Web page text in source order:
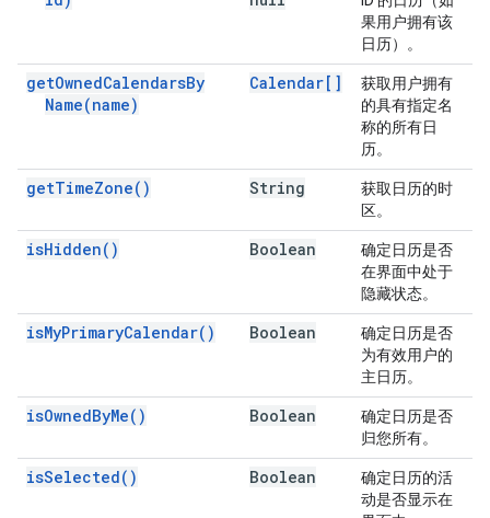
果用户拥有该
日历）。
getOwnedCalendarsBy
Name(name)
Calendar[]
获取用户拥有
的具有指定名
称的所有日
历。
getTimeZone( ) String
获取日历的时
区。
isHidden( ) Boolean
确定日历是否
在界面中处于
隐藏状态。
isMyPrimaryCalendar( ) Boolean
确定日历是否
为有效用户的
主日历。
isOwnedByMe( ) Boolean
确定日历是否
归您所有。
isSelected( ) Boolean
确定日历的活
动是否显示在